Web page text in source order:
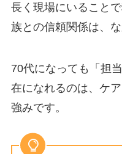
長く現場にいること
族との信頼関係は、
70代になっても「担
在になれるのは、ケ
強みです。